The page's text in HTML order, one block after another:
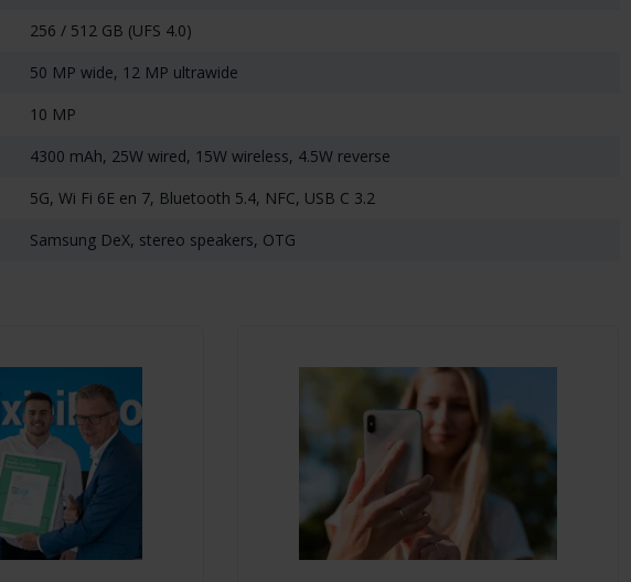
256 / 512 GB (UFS 4.0)
50 MP wide, 12 MP ultrawide
10 MP
4300 mAh, 25W wired, 15W wireless, 4.5W reverse
5G, Wi Fi 6E en 7, Bluetooth 5.4, NFC, USB C 3.2
Samsung DeX, stereo speakers, OTG